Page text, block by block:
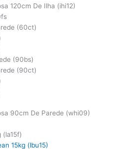
120cm De Ilha (ihi12)
(60ct)
(90bs)
(90ct)
90cm De Parede (whi09)
(la15f)
15kg (lbu15)